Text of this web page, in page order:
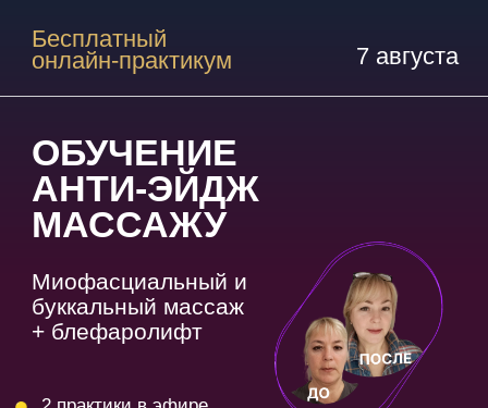
Не требует медицинского
образования
Миофасциальный и
буккальный массаж
+ блефаролифт
АНТИ-ЭЙДЖ
МАССАЖУ
Авторские
техники от
специалиста с
18 летним
стажем
2 практики в эфире
Бесплатный
онлайн-практикум